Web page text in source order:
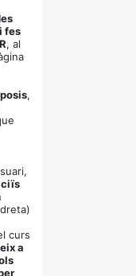
fes
, al
,
curs
a